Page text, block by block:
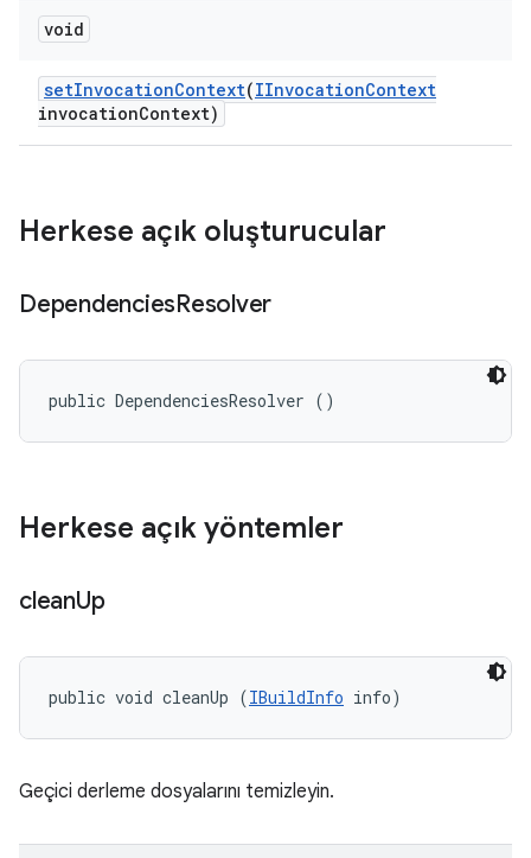
void
setInvocationContext(IInvocationContext
invocationContext)
Herkese açık oluşturucular
DependenciesResolver
public DependenciesResolver ()
Herkese açık yöntemler
cleanUp
public void cleanUp (IBuildInfo info)
Geçici derleme dosyalarını temizleyin.